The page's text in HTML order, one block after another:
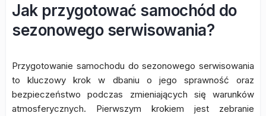
Jak przygotować samochód do
sezonowego serwisowania?
Przygotowanie samochodu do sezonowego serwisowania
to kluczowy krok w dbaniu o jego sprawność oraz
bezpieczeństwo podczas zmieniających się warunków
atmosferycznych. Pierwszym krokiem jest zebranie